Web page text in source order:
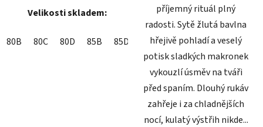
Velikosti skladem:
80B 80C 80D 85B 85D 90B 90D 90E 90F
příjemný rituál plný
radosti. Sytě žlutá bavlna
hřejivě pohladí a veselý
potisk sladkých makronek
vykouzlí úsměv na tváři
před spaním. Dlouhý rukáv
zahřeje i za chladnějších
nocí, kulatý výstřih nikde...